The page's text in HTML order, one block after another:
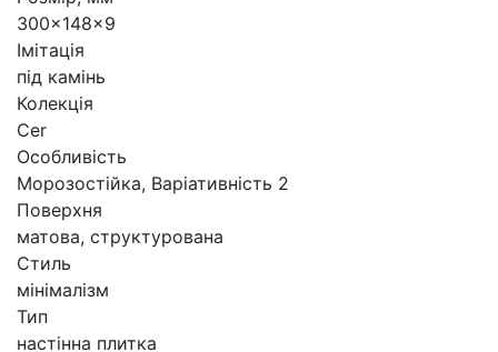
300×148x9
Імітація
під камінь
Колекція
Cer
Особливість
Морозостійка, Варіативність 2
Поверхня
матова, структурована
Стиль
мінімалізм
Тип
настінна плитка